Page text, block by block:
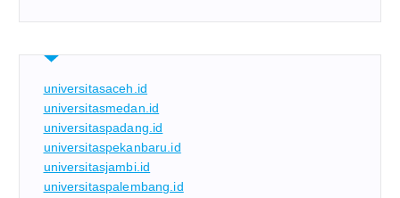
universitasaceh.id
universitasmedan.id
universitaspadang.id
universitaspekanbaru.id
universitasjambi.id
universitaspalembang.id